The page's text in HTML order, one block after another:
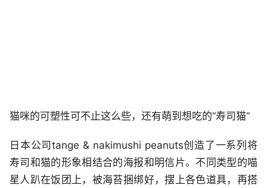
猫咪的可塑性可不止这么些，还有萌到想吃的“寿司猫”
日本公司tange & nakimushi peanuts创造了一系列将
寿司和猫的形象相结合的海报和明信片。不同类型的喵
星人趴在饭团上，被海苔捆绑好，摆上各色道具，再搭